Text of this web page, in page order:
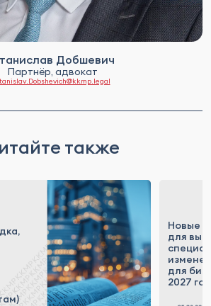
Добшевич
Партнёр, адвокат
также
Новые
для
для
2027